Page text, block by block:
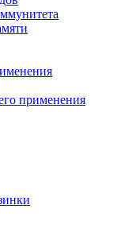
применения